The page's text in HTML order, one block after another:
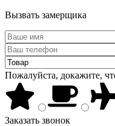
Вызвать замерщика
Пожалуйста, докажите,
Заказать звонок